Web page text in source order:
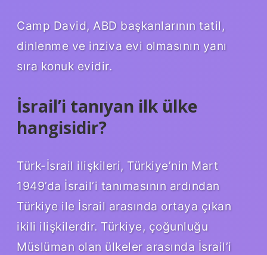
Camp David, ABD başkanlarının tatil,
dinlenme ve inziva evi olmasının yanı
sıra konuk evidir.
İsrail’i tanıyan ilk ülke
hangisidir?
Türk-İsrail ilişkileri, Türkiye’nin Mart
1949’da İsrail’i tanımasının ardından
Türkiye ile İsrail arasında ortaya çıkan
ikili ilişkilerdir. Türkiye, çoğunluğu
Müslüman olan ülkeler arasında İsrail’i